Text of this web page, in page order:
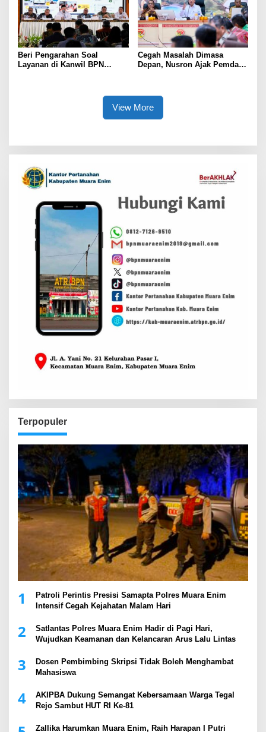
Beri Pengarahan Soal
Layanan di Kanwil BPN
Cegah Masalah Dimasa
Depan, Nusron Ajak Pemda
View More
Terpopuler
1
Patroli Perintis Presisi Samapta Polres Muara Enim
Intensif Cegah Kejahatan Malam Hari
2
Satlantas Polres Muara Enim Hadir di Pagi Hari,
Wujudkan Keamanan dan Kelancaran Arus Lalu Lintas
3
Dosen Pembimbing Skripsi Tidak Boleh Menghambat
Mahasiswa
4
AKIPBA Dukung Semangat Kebersamaan Warga Tegal
Rejo Sambut HUT RI Ke-81
Zallika Harumkan Muara Enim, Raih Harapan I Putri